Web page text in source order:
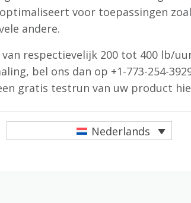
voor toepassingen
andere.
respectievelijk 200 tot 400 lb/
bel ons dan op +1-773-254-
gratis testrun van uw product
Nederlands